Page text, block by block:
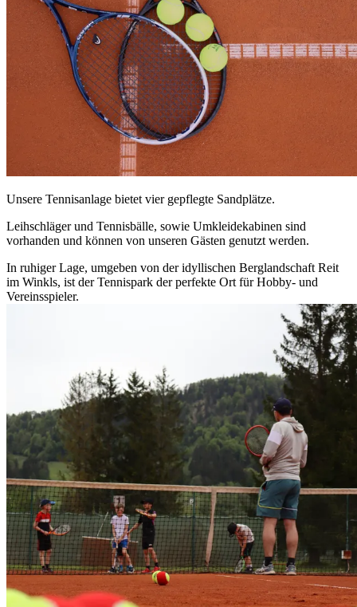
Unsere Tennisanlage bietet vier gepflegte Sandplätze.
Leihschläger und Tennisbälle, sowie Umkleidekabinen sind
vorhanden und können von unseren Gästen genutzt werden.
In ruhiger Lage, umgeben von der idyllischen Berglandschaft Reit
im Winkls, ist der Tennispark der perfekte Ort für Hobby- und
Vereinsspieler.